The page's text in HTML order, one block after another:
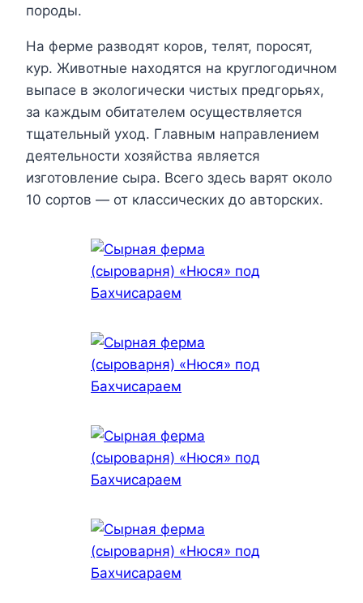
породы.
На ферме разводят коров, телят, поросят,
кур. Животные находятся на круглогодичном
выпасе в экологически чистых предгорьях,
за каждым обитателем осуществляется
тщательный уход. Главным направлением
деятельности хозяйства является
изготовление сыра. Всего здесь варят около
10 сортов — от классических до авторских.